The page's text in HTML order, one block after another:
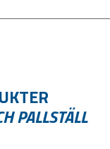
PALLSTÄLL